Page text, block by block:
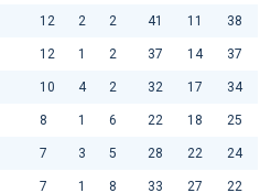
12 2 2 41 11 38
12 1 2 37 14 37
10 4 2 32 17 34
8 1 6 22 18 25
7 3 5 28 22 24
7 1 8 33 27 22